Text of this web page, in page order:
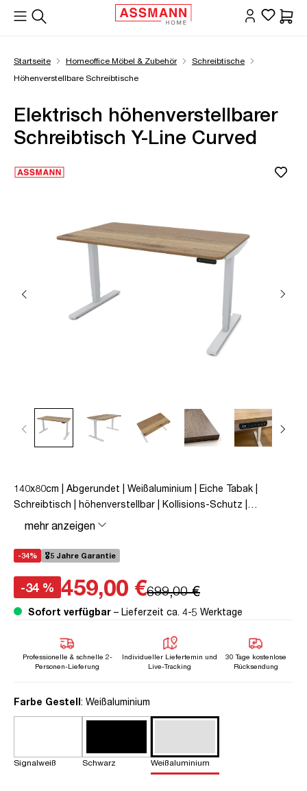
springen
Startseite Homeoffice Möbel & Zubehör
Schreibtische
Höhenverstellbare Schreibtische
Elektrisch höhenverstellbarer
Schreibtisch Y-Line Curved
140x80cm | Abgerundet | Weißaluminium | Eiche Tabak |
Schreibtisch | höhenverstellbar | Kollisions-Schutz |
Elektrisch höhenverstellbar | Kindersicherung | Metall | Holz |
Braun | Silber | 5 Jahre Herstellergarantie | unmontiert | TÜV©
mobiles Arbeiten | bis zu 80 kg | Y-Line | Y-Line Curved |
mehr anzeigen
-34% 🎖️5 Jahre Garantie
-34 % 459,00 €699,00 €
Sofort verfügbar – Lieferzeit ca. 4-5 Werktage
Professionelle & schnelle 2-
Personen-Lieferung
Individueller Liefertemin und
Live-Tracking
30 Tage kostenlose
Rücksendung
Farbe Gestellauswählen
: Weißaluminium
Signalweiß Schwarz Weißaluminium